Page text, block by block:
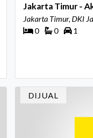
Jakarta Timur -
banjir
Jakarta Timur, DKI
0
0 1
DIJUAL